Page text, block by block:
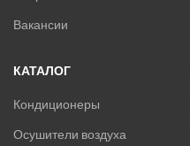
Вакансии
КАТАЛОГ
Кондиционеры
Осушители воздуха